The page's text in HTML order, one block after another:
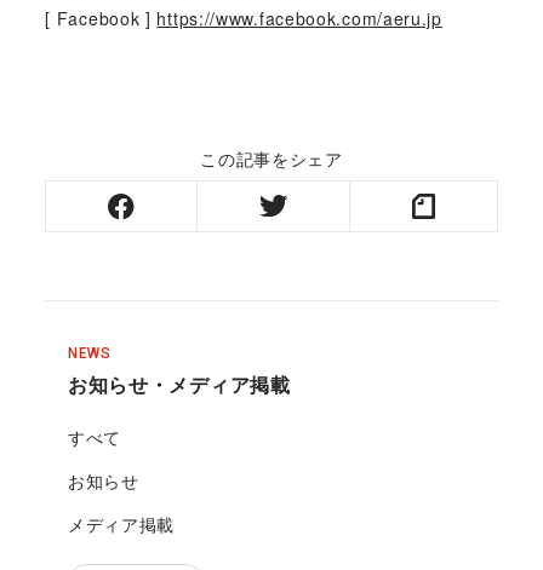
[ Facebook ] https://www.facebook.com/aeru.jp
この記事をシェア
NEWS
お知らせ・メディア掲載
すべて
お知らせ
メディア掲載